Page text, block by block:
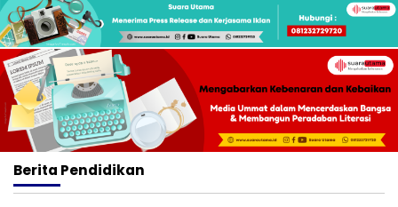
Berita Pendidikan